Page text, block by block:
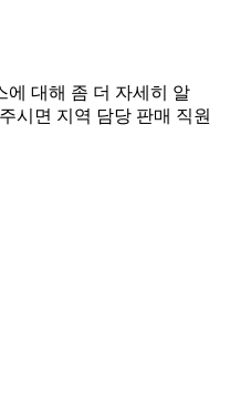
에 대해 좀 더 자세히 알
시면 지역 담당 판매 직원